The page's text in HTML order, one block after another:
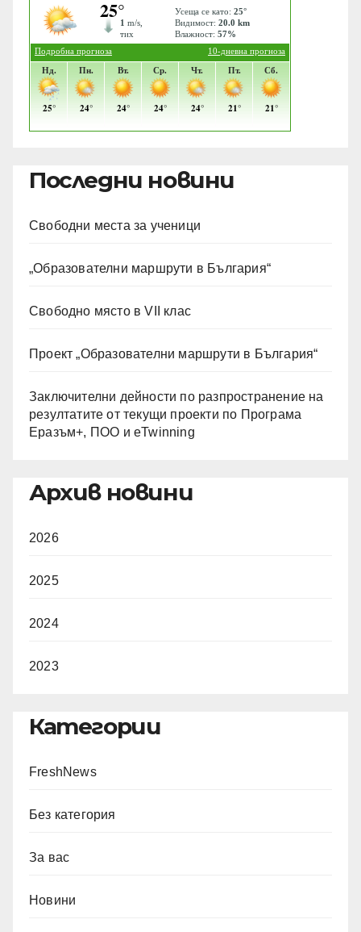
Последни новини
Свободни места за ученици
„Образователни маршрути в България“
Свободно място в VII клас
Проект „Образователни маршрути в България“
Заключителни дейности по разпространение на
резултатите от текущи проекти по Програма
Еразъм+, ПОО и eTwinning
Архив новини
2026
2025
2024
2023
Категории
FreshNews
Без категория
За вас
Новини